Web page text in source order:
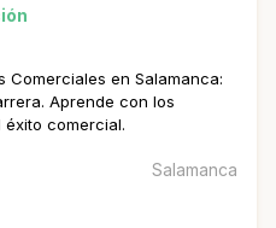
Comerciales en Salamanca:
Aprende con los
comercial.
Salamanca